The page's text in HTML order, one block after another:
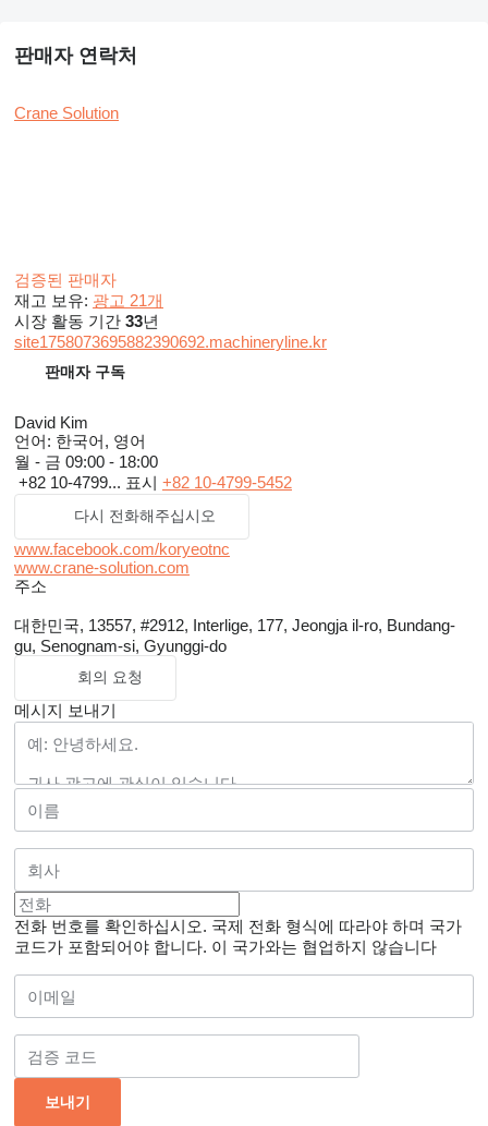
판매자 연락처
Crane Solution
검증된 판매자
재고 보유: 광고 21개
시장 활동 기간 33년
site1758073695882390692.machineryline.kr
판매자 구독
David Kim
언어: 한국어, 영어
월 - 금 09:00 - 18:00
+82 10-4799... 표시 +82 10-4799-5452
다시 전화해주십시오
www.facebook.com/koryeotnc
www.crane-solution.com
주소
대한민국, 13557, #2912, Interlige, 177, Jeongja il-ro, Bundang-
gu, Senognam-si, Gyunggi-do
회의 요청
메시지 보내기
전화 번호를 확인하십시오. 국제 전화 형식에 따라야 하며 국가
코드가 포함되어야 합니다. 이 국가와는 협업하지 않습니다